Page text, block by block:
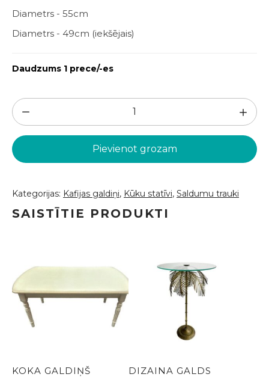
Diametrs - 55cm
Diametrs - 49cm (iekšējais)
Daudzums 1 prece/-es
Servēšanas
ratiņi
(SR1)
daudzums
Pievienot grozam
Kategorijas: Kafijas galdiņi, Kūku statīvi, Saldumu trauki
SAISTĪTIE PRODUKTI
KOKA GALDIŅŠ
DIZAINA GALDS